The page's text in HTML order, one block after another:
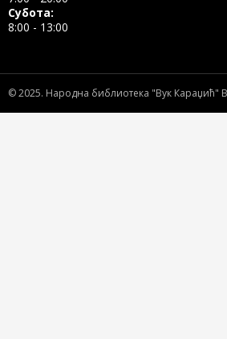
Субота:
8:00 - 13:00
© 2025. Народна библиотека "Вук Караџић"